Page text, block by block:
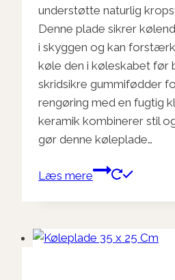
understøtte naturlig
Denne plade sikrer
i skyggen og kan
køle den i køleskabet før
skridsikre gummifødder
rengøring med en fugtig
keramik kombinerer stil
gør denne køleplade…
Læs mere